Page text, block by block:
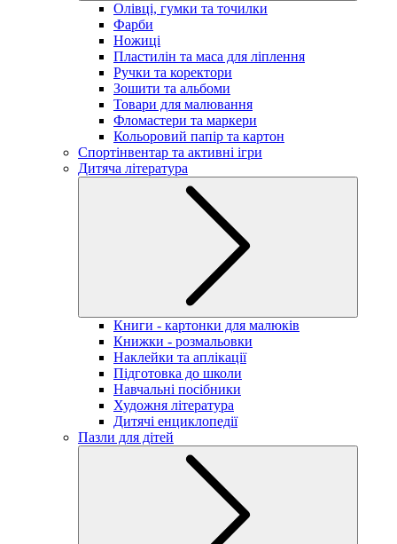
Олівці, гумки та точилки
Фарби
Ножиці
Пластилін та маса для ліплення
Ручки та коректори
Зошити та альбоми
Товари для малювання
Фломастери та маркери
Кольоровий папір та картон
Спортінвентар та активні ігри
Дитяча література
Книги - картонки для малюків
Книжки - розмальовки
Наклейки та аплікації
Підготовка до школи
Навчальні посібники
Художня література
Дитячі енциклопедії
Пазли для дітей